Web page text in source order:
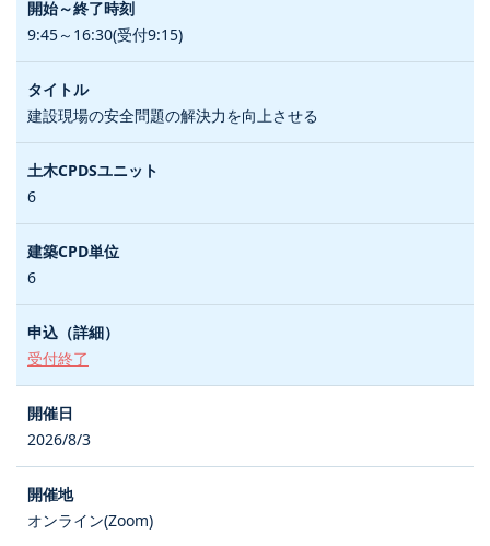
9:45～16:30(受付9:15)
建設現場の安全問題の解決力を向上させる
6
6
受付終了
2026/8/3
オンライン(Zoom)